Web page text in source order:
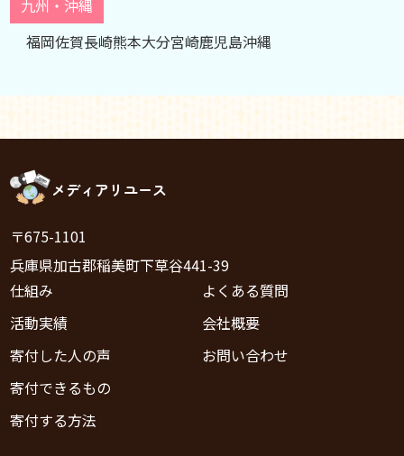
九州・沖縄
福岡佐賀長崎熊本大分宮崎鹿児島沖縄
メディアリユース
〒675-1101
兵庫県加古郡稲美町下草谷441-39
仕組み
活動実績
寄付した人の声
寄付できるもの
寄付する方法
よくある質問
会社概要
お問い合わせ